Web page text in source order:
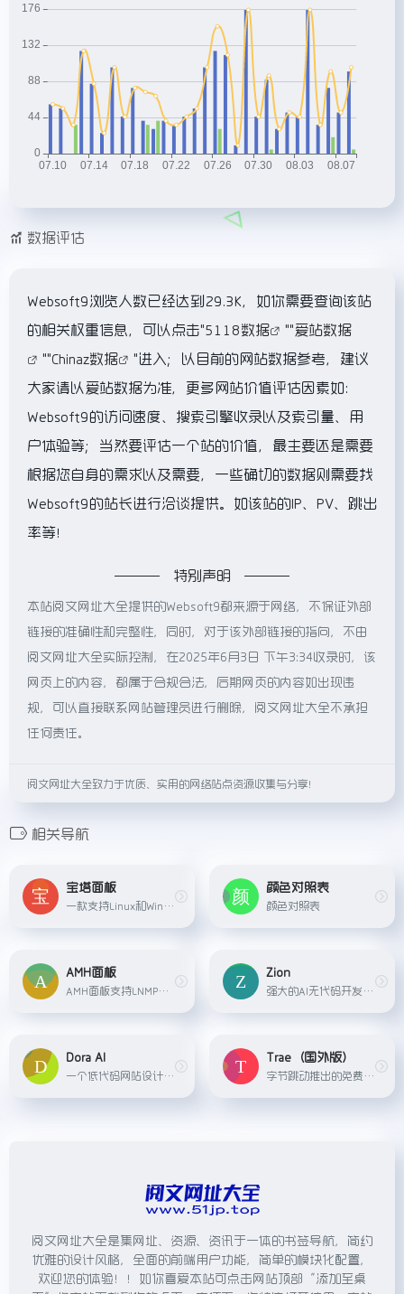
数据评估
Websoft9浏览人数已经达到29.3K，如你需要查询该站
的相关权重信息，可以点击"5118数据 ""爱站数据
""Chinaz数据
"进入；以目前的网站数据参考，建议
大家请以爱站数据为准，更多网站价值评估因素如：
Websoft9的访问速度、搜索引擎收录以及索引量、用
户体验等；当然要评估一个站的价值，最主要还是需要
根据您自身的需求以及需要，一些确切的数据则需要找
Websoft9的站长进行洽谈提供。如该站的IP、PV、跳出
率等！
特别声明
本站阅文网址大全提供的Websoft9都来源于网络，不保证外部
链接的准确性和完整性，同时，对于该外部链接的指向，不由
阅文网址大全实际控制，在2025年6月3日 下午3:34收录时，该
网页上的内容，都属于合规合法，后期网页的内容如出现违
规，可以直接联系网站管理员进行删除，阅文网址大全不承担
任何责任。
阅文网址大全致力于优质、实用的网络站点资源收集与分享！
相关导航
宝塔面板
一款支持Linux和Windows系统的服务器运维管理工具，可以一键安装LNMP/LAMP网站环境，提供资源监控、文件管理、软件安装等功能...
颜色对照表
颜色对照表
AMH面板
AMH面板支持LNMP（Linux + Nginx + MySQL + PHP）、LAMP（Linux + Apache + MySQL + PHP）等多种主流应用环境的快速部署，通过一键安装与配置功能，极大地简化了应用环境的搭建流程。在服务器监控方面，AMH面板提供了全面的实时性能监控服务，覆盖CPU使用率、内存占用、磁盘输入输出（IO）等关键系统指标，并支持用户自定义监控项与报警规则，确保服务器资源得到精细管理与及时响应。
Zion
强大的AI无代码开发平台，把搭建简单的应用变得更快，将打磨复杂的系统变得更便宜，让成为数字化人才变得更轻松。
Dora AI
一个低代码网站设计平台，它允许用户通过输入一句提示文本来生成可编辑且带有精美3D动画的网站。这个平台提供了强大的无代码编辑器，简化了网站创建过程，适用于各种用户，包括设...
Trae（国外版）
字节跳动推出的免费AI编程工具，集成了 Claude 3.5 和 GPT-4o 等主流 AI 模型，完全免费使用。Trae 的主要功能包括 Builder 模式和 Chat 模式，其中 Builder 模式可帮助开发者从零...
阅文网址大全是集网址、资源、资讯于一体的书签导航，简约
优雅的设计风格，全面的前端用户功能，简单的模块化配置，
欢迎您的体验！！如你喜爱本站可点击网站顶部“添加至桌